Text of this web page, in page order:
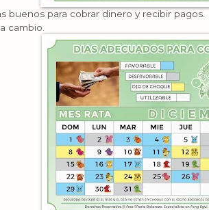
buenos para cobrar dinero y recibir
cambio.